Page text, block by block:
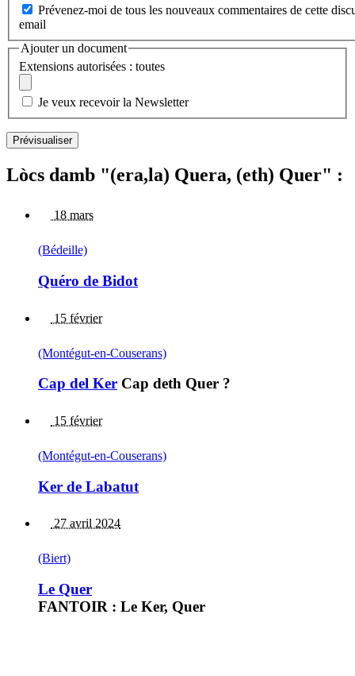
Prévenez-moi de tous les nouveaux commentaires de cette
email
Ajouter un document
Extensions autorisées : toutes
Je veux recevoir la Newsletter
Lòcs damb "(era,la) Quera, (eth) Quer" :
18 mars
(Bédeille)
Quéro de Bidot
15 février
(Montégut-en-Couserans)
Cap del Ker Cap deth Quer ?
15 février
(Montégut-en-Couserans)
Ker de Labatut
27 avril 2024
(Biert)
Le Quer
FANTOIR : Le Ker, Quer